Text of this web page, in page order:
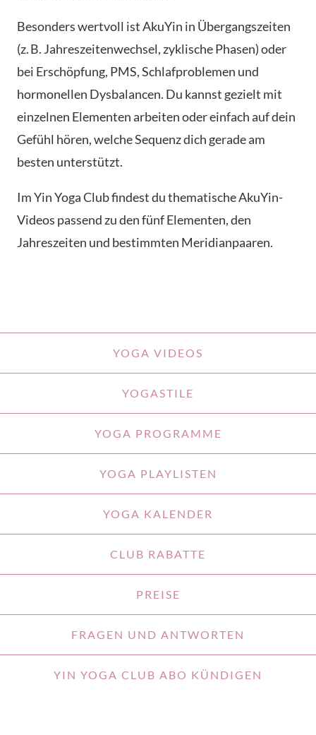
Besonders wertvoll ist AkuYin in Übergangszeiten
(z. B. Jahreszeitenwechsel, zyklische Phasen) oder
bei Erschöpfung, PMS, Schlafproblemen und
hormonellen Dysbalancen. Du kannst gezielt mit
einzelnen Elementen arbeiten oder einfach auf dein
Gefühl hören, welche Sequenz dich gerade am
besten unterstützt.
Im Yin Yoga Club findest du thematische AkuYin-
Videos passend zu den fünf Elementen, den
Jahreszeiten und bestimmten Meridianpaaren.
YOGA VIDEOS
YOGASTILE
YOGA PROGRAMME
YOGA PLAYLISTEN
YOGA KALENDER
CLUB RABATTE
PREISE
FRAGEN UND ANTWORTEN
YIN YOGA CLUB ABO KÜNDIGEN